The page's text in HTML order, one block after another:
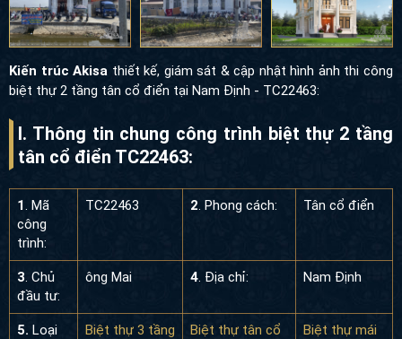
Kiến trúc Akisa thiết kế, giám sát & cập nhật hình ảnh thi công
biệt thự 2 tầng tân cổ điển tại Nam Định - TC22463:
I. Thông tin chung công trình biệt thự 2 tầng
tân cổ điển TC22463:
1 . Mã
công
trình:
TC22463 2 . Phong cách: Tân cổ điển
3 . Chủ
đầu tư:
ông Mai 4 . Địa chỉ: Nam Định
5. Loại
Biệt thự 3 tầng
Biệt thự tân cổ
Biệt thự mái